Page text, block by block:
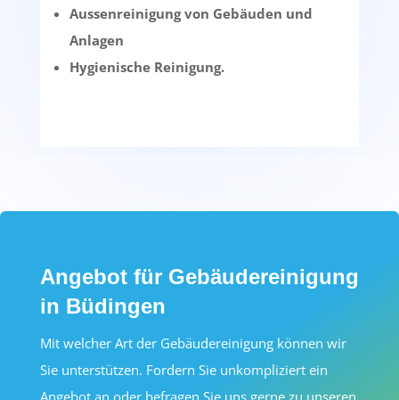
Aussenreinigung von Gebäuden und
Anlagen
Hygienische Reinigung.
Angebot für Gebäudereinigung
in Büdingen
Mit welcher Art der Gebäudereinigung können wir
Sie unterstützen. Fordern Sie unkompliziert ein
Angebot an oder befragen Sie uns gerne zu unseren